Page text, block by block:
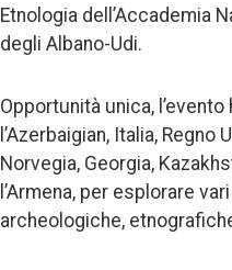
Etnologia dell’Accademia
degli Albano-Udi.
Opportunità unica,
l’Azerbaigian, Italia, Regno
Norvegia, Georgia,
l’Armena, per esplorare
archeologiche,